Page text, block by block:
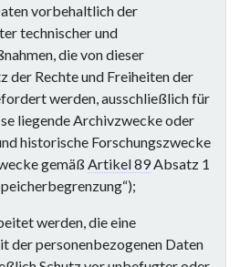
vorbehaltlich der
technischer und
die von dieser
der Rechte und Freiheiten der
werden, ausschließlich für
liegende Archivzwecke oder
historische Forschungszwecke
gemäßArtikel 89Absatz 1
werden, die eine
der personenbezogenen Daten